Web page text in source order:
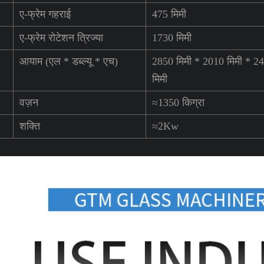
ए-फ्रेम गहराई
475 मिमी
ए-फ्रेम रोटेशन त्रिज्या
1730 मिमी
आयाम (एल * डब्ल्यू * एच)
2850 मिमी * 2010 मिमी *
मिमी
वज़न
≈1350 किग्रा
शक्ति ≈2Kw